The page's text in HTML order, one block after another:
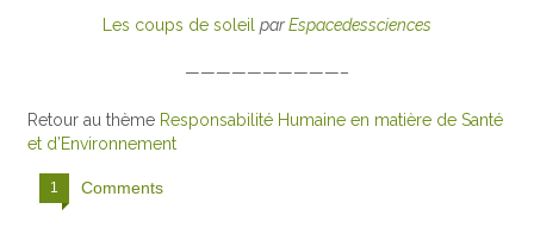
Les coups de soleil parEspacedessciences
——————————–
Retour au thème Responsabilité Humaine en matière de Santé
et d’Environnement
1 Comments